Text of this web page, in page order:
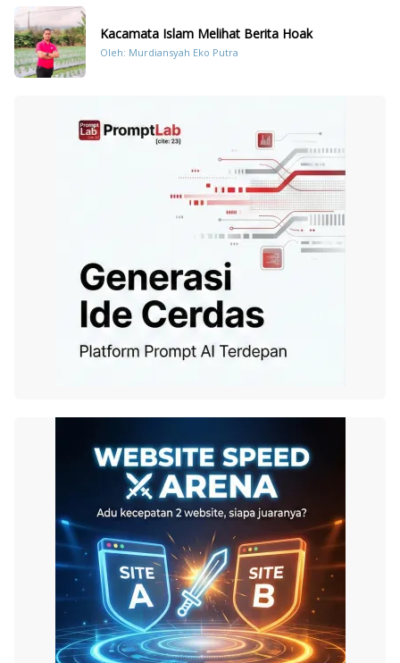
Kacamata Islam Melihat Berita Hoak
Oleh: Murdiansyah Eko Putra